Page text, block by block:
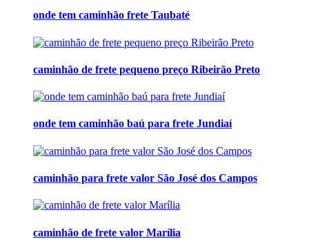
onde tem caminhão frete Taubaté
caminhão de frete pequeno preço Ribeirão Preto
onde tem caminhão baú para frete Jundiaí
caminhão para frete valor São José dos Campos
caminhão de frete valor Marília